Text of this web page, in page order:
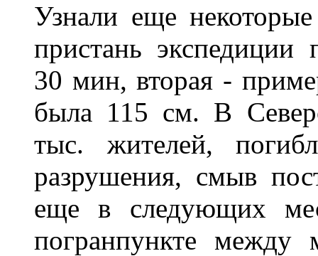
Узнали еще
пристань
30 мин, вторая -
была 115 см. В
тыс. жителей,
разрушения, смыв
еще в следующих
погранпункте